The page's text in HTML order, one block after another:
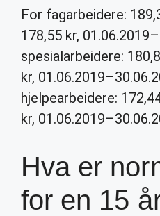
For fagarbeidere:
178,55 kr,
spesialarbeidere:
kr,
hjelpearbeidere:
kr,
Hva er
for en 15